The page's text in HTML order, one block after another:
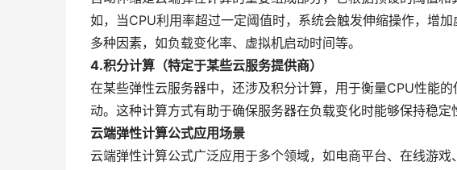
如，当CPU利用率超过一定阈值时，系统会触发伸缩操作，增
多种因素，如负载变化率、虚拟机启动时间等。
4.积分计算（特定于某些云服务提供商）
在某些弹性云服务器中，还涉及积分计算，用于衡量CPU性能
动。这种计算方式有助于确保服务器在负载变化时能够保持稳定
云端弹性计算公式应用场景
云端弹性计算公式广泛应用于多个领域，如电商平台、在线游